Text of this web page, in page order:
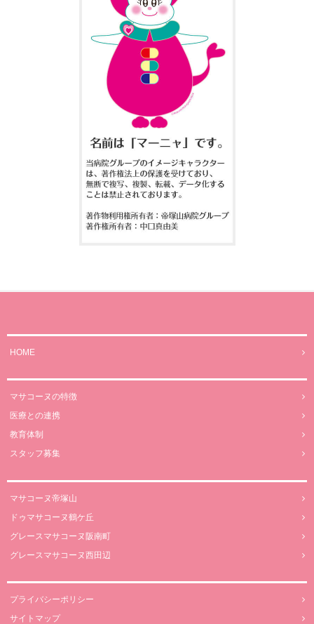
HOME
マサコーヌの特徴
医療との連携
教育体制
スタッフ募集
マサコーヌ帝塚山
ドゥマサコーヌ鶴ケ丘
グレースマサコーヌ阪南町
グレースマサコーヌ西田辺
プライバシーポリシー
サイトマップ